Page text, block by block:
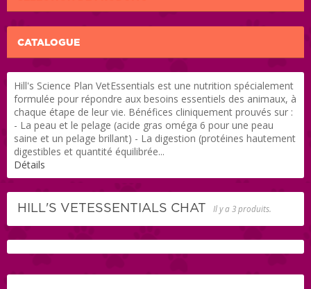
CATALOGUE
Hill's Science Plan VetEssentials est une nutrition spécialement
formulée pour répondre aux besoins essentiels des animaux, à
chaque étape de leur vie. Bénéfices cliniquement prouvés sur :
- La peau et le pelage (acide gras oméga 6 pour une peau
saine et un pelage brillant) - La digestion (protéines hautement
digestibles et quantité équilibrée...
Détails
HILL'S VETESSENTIALS CHAT Il y a 3 produits.